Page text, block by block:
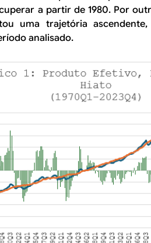
a partir de 1980. Por
uma trajetória
analisado.